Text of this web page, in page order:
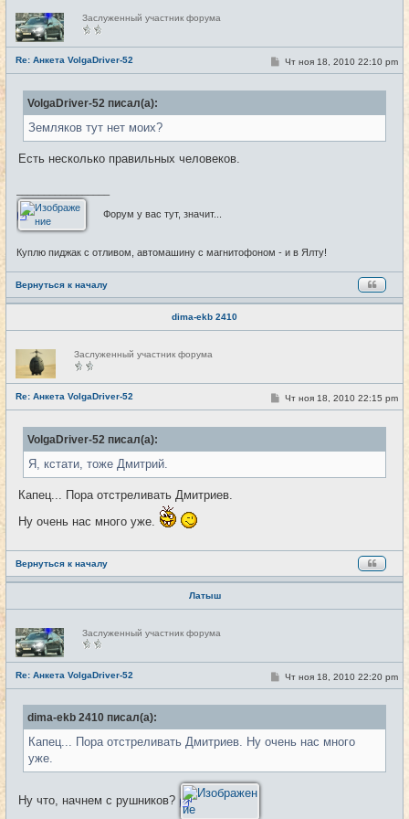
Н
е
в
с
е
т
и
Заслуженный участник форума
Re: Анкета VolgaDriver-52 #21
С
о
б
е
Чт ноя 18, 2010 22:10 pm
VolgaDriver-52 писал(а):
Земляков тут нет моих?
Есть несколько правильных человеков.
Форум у вас тут, значит...
Куплю пиджак с отливом, автомашину с магнитофоном - и в Ялту!
Вернуться к началу
dima-ekb 2410
Н
с
е
т
и
Заслуженный участник форума
Re: Анкета VolgaDriver-52 #22
С
о
б
е
Чт ноя 18, 2010 22:15 pm
VolgaDriver-52 писал(а):
Я, кстати, тоже Дмитрий.
Капец... Пора отстреливать Дмитриев.
Ну очень нас много уже.
Вернуться к началу
Латыш
Н
е
в
с
е
т
и
Заслуженный участник форума
Re: Анкета VolgaDriver-52 #23
С
о
е
н
Чт ноя 18, 2010 22:20 pm
dima-ekb 2410 писал(а):
Капец... Пора отстреливать Дмитриев. Ну очень нас много
уже.
Ну что, начнем с рушников?